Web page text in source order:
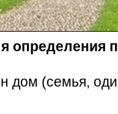
определения
дом (семья,